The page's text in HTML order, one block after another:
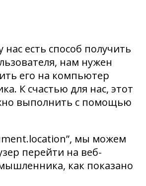
нас есть способ получить
нам нужен
его на компьютер
К счастью для нас, этот
выполнить с помощью
мы можем
перейти на веб-
как показано